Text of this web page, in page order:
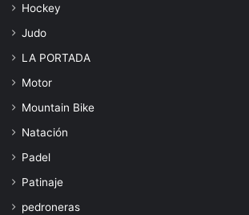
Hockey
Judo
LA PORTADA
Motor
Mountain Bike
Natación
Padel
Patinaje
pedroneras